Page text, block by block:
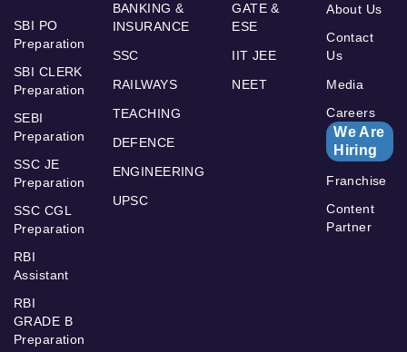
SBI PO
Preparation
SBI CLERK
Preparation
SEBI
Preparation
SSC JE
Preparation
SSC CGL
Preparation
RBI
Assistant
RBI
GRADE B
Preparation
BANKING &
INSURANCE
SSC
RAILWAYS
TEACHING
DEFENCE
ENGINEERING
UPSC
GATE &
ESE
IIT JEE
NEET
About Us
Contact
Us
Media
Careers
We Are
Hiring
Franchise
Content
Partner